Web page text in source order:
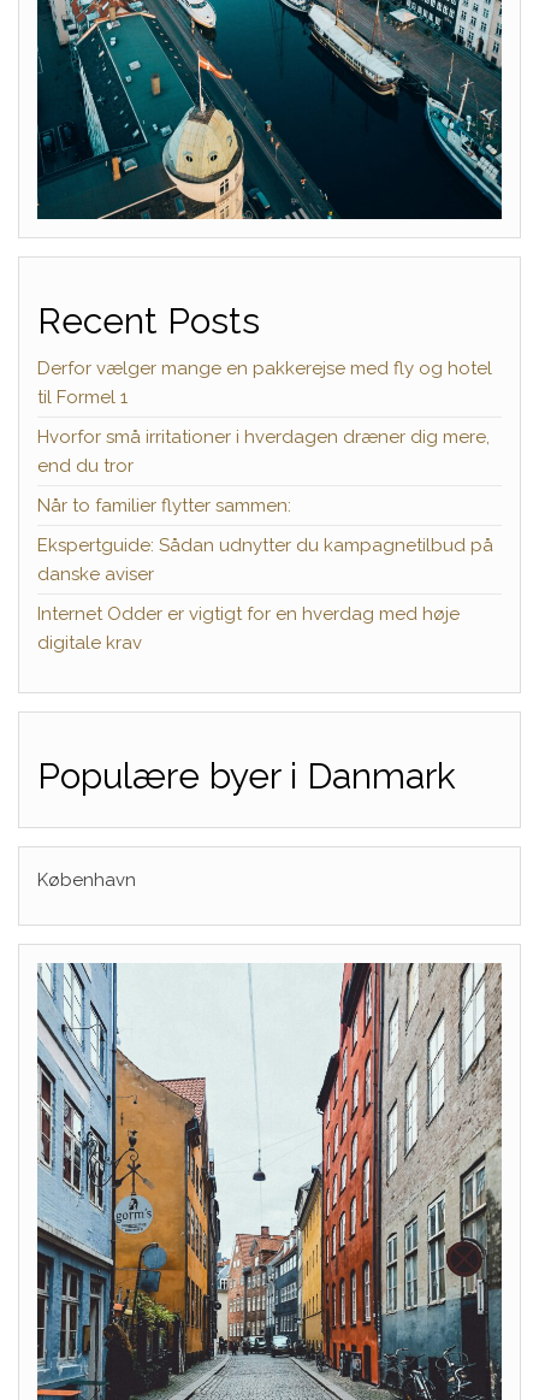
Recent Posts
Derfor vælger mange en pakkerejse med fly og hotel
til Formel 1
Hvorfor små irritationer i hverdagen dræner dig mere,
end du tror
Når to familier flytter sammen:
Ekspertguide: Sådan udnytter du kampagnetilbud på
danske aviser
Internet Odder er vigtigt for en hverdag med høje
digitale krav
Populære byer i Danmark
København